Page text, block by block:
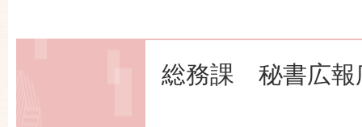
総務課 秘書広報